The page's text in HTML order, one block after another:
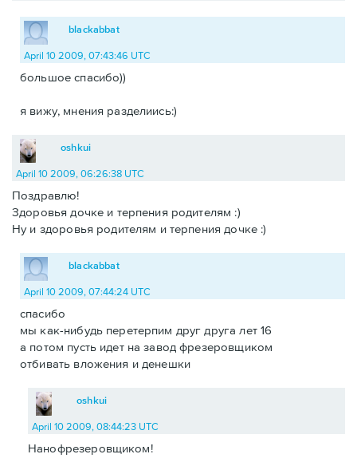
blackabbat
April 10 2009, 07:43:46 UTC
большое спасибо))
я вижу, мнения разделиись:)
oshkui
April 10 2009, 06:26:38 UTC
Поздравлю!
Здоровья дочке и терпения родителям :)
Ну и здоровья родителям и терпения дочке :)
blackabbat
April 10 2009, 07:44:24 UTC
спасибо
мы как-нибудь перетерпим друг друга лет 16
а потом пусть идет на завод фрезеровщиком
отбивать вложения и денешки
oshkui
April 10 2009, 08:44:23 UTC
Нанофрезеровщиком!